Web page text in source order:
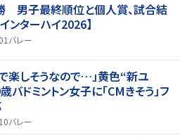
男子最終順位と個人賞、試合結
ンターハイ2026】
バレー
楽しそうなので…」黄色“新ユ
バドミントン女子に「CMきそう」フ
バレー